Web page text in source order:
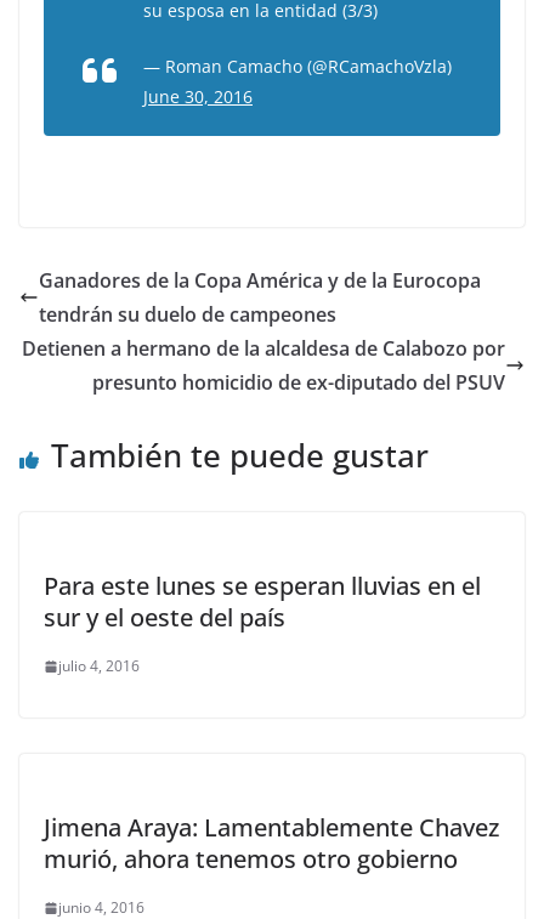
su esposa en la entidad (3/3)
— Roman Camacho (@RCamachoVzla)
June 30, 2016
Ganadores de la Copa América y de la Eurocopa
tendrán su duelo de campeones
Detienen a hermano de la alcaldesa de Calabozo por
presunto homicidio de ex-diputado del PSUV
También te puede gustar
Para este lunes se esperan lluvias en el
sur y el oeste del país
julio 4, 2016
Jimena Araya: Lamentablemente Chavez
murió, ahora tenemos otro gobierno
junio 4, 2016